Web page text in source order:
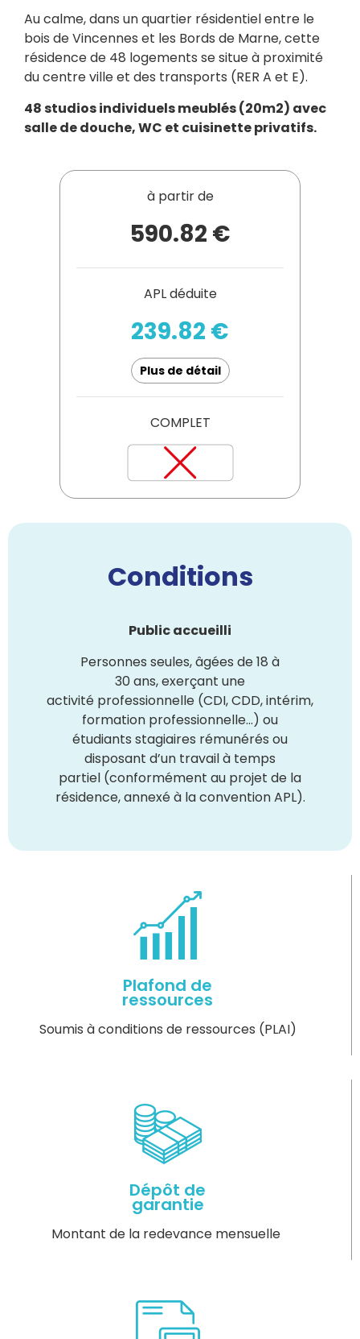
Au calme, dans un quartier résidentiel entre le
bois de Vincennes et les Bords de Marne, cette
résidence de 48 logements se situe à proximité
du centre ville et des transports (RER A et E).
48 studios individuels meublés (20m2) avec
salle de douche, WC et cuisinette privatifs.
à partir de
590.82 €
APL déduite
239.82 €
Plus de détail
COMPLET
Conditions
Public accueilli
Personnes seules, âgées de 18 à
30 ans, exerçant une
activité professionnelle (CDI, CDD, intérim,
formation professionnelle…) ou
étudiants stagiaires rémunérés ou
disposant d’un travail à temps
partiel (conformément au projet de la
résidence, annexé à la convention APL).
Plafond de
ressources
Soumis à conditions de ressources (PLAI)
Dépôt de
garantie
Montant de la redevance mensuelle